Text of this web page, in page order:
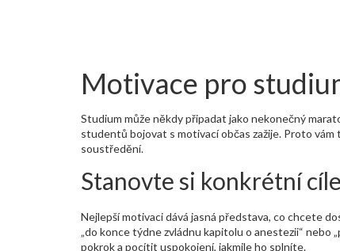
Motivace pro
Studium může někdy připadat jako nekonečný
studentů bojovat s motivací občas zažije. Proto
soustředění.
Stanovte si konkrétní cíle
Nejlepší motivaci dává jasná představa, co chcete
„do konce týdne zvládnu kapitolu o anestezii“ nebo
pokrok a pocítit uspokojení, jakmile ho splníte.